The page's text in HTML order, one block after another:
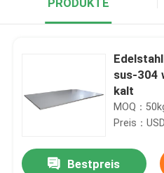
PRODUKTE
sus-304
kalt
MOQ：
Preis：
Bestpreis